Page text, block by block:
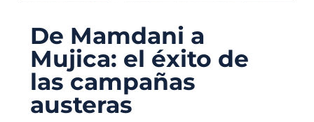
De Mamdani a
Mujica: el éxito de
las campañas
austeras